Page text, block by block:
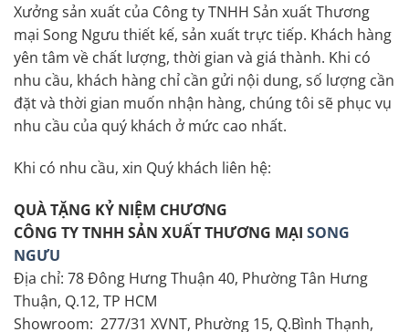
Xưởng sản xuất của Công ty TNHH Sản xuất Thương
mại Song Ngưu thiết kế, sản xuất trực tiếp. Khách hàng
yên tâm về chất lượng, thời gian và giá thành. Khi có
nhu cầu, khách hàng chỉ cần gửi nội dung, số lượng cần
đặt và thời gian muốn nhận hàng, chúng tôi sẽ phục vụ
nhu cầu của quý khách ở mức cao nhất.
Khi có nhu cầu, xin Quý khách liên hệ:
QUÀ TẶNG KỶ NIỆM CHƯƠNG
CÔNG TY TNHH SẢN XUẤT THƯƠNG MẠI SONG
NGƯU
Địa chỉ: 78 Đông Hưng Thuận 40, Phường Tân Hưng
Thuận, Q.12, TP HCM
Showroom: 277/31 XVNT, Phường 15, Q.Bình Thạnh,